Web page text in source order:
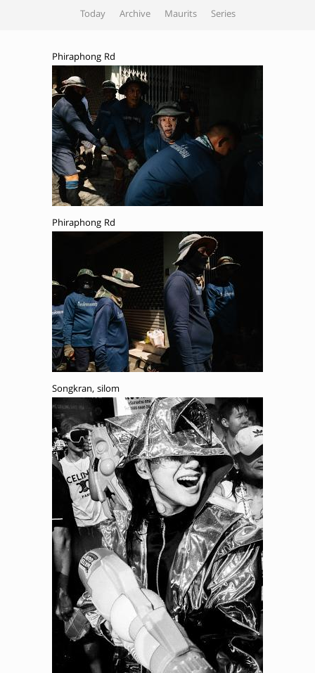
Today Archive Maurits Series
Phiraphong Rd
Phiraphong Rd
Songkran, silom